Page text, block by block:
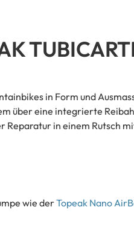
in Form und
über eine integrierte
in einem Rutsch
wie derTopeak Nano